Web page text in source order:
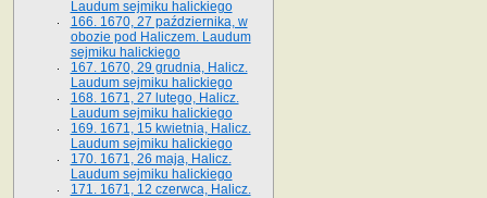
Laudum sejmiku halickiego
166. 1670, 27 października, w
obozie pod Haliczem. Laudum
sejmiku halickiego
167. 1670, 29 grudnia, Halicz.
Laudum sejmiku halickiego
168. 1671, 27 lutego, Halicz.
Laudum sejmiku halickiego
169. 1671, 15 kwietnia, Halicz.
Laudum sejmiku halickiego
170. 1671, 26 maja, Halicz.
Laudum sejmiku halickiego
171. 1671, 12 czerwca, Halicz.